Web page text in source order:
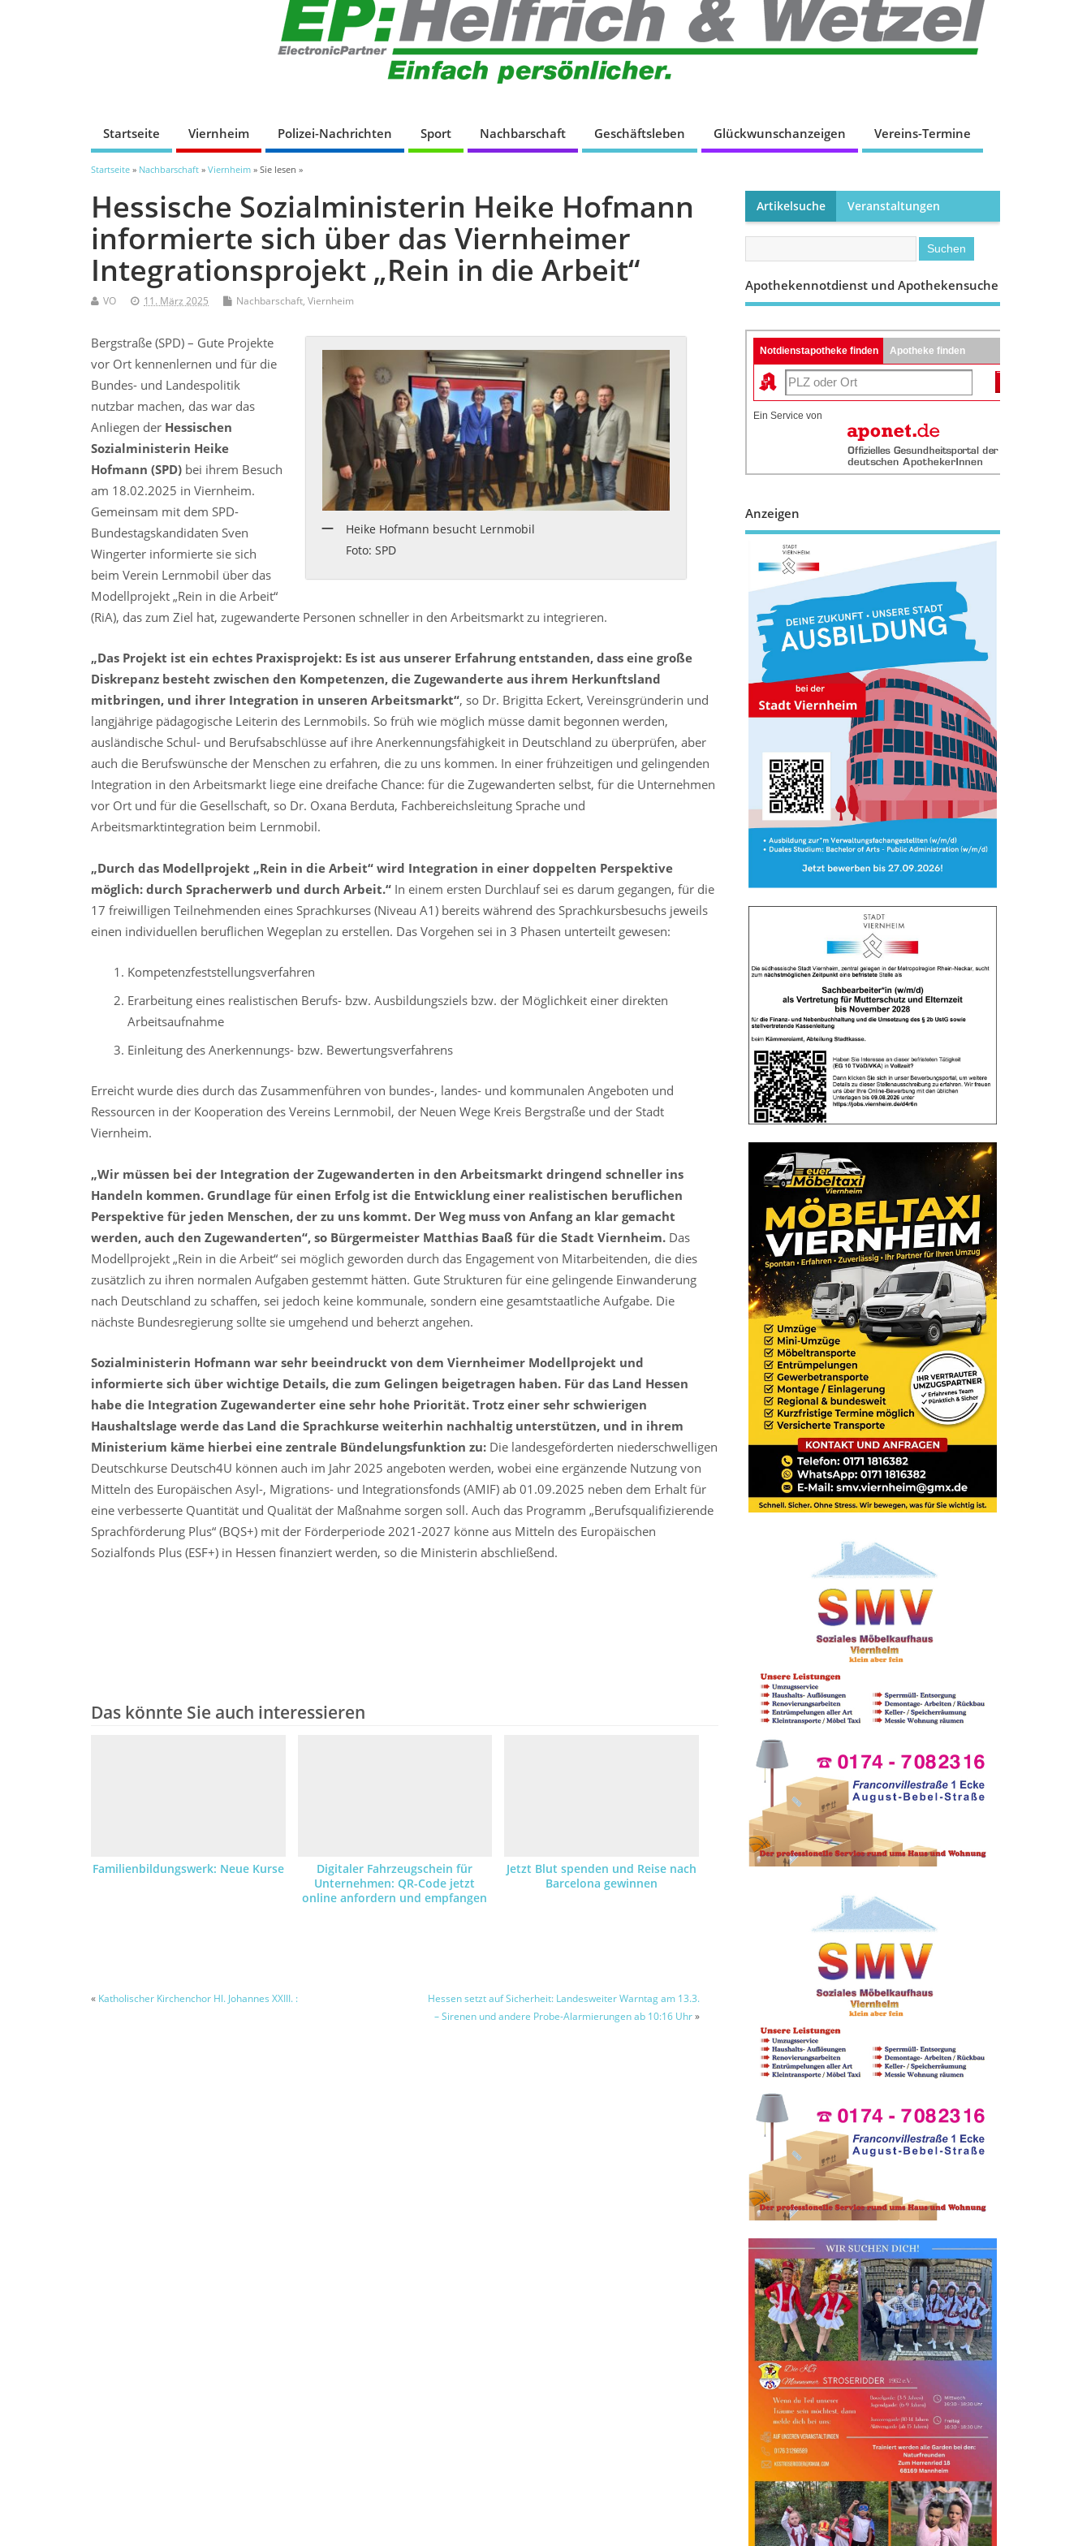
Startseite Viernheim Polizei-Nachrichten Sport Nachbarschaft Geschäftsleben Glückwunschanzeigen Vereins-Termine
Startseite » Nachbarschaft » Viernheim » Sie lesen »
Hessische Sozialministerin Heike Hofmann
informierte sich über das Viernheimer
Integrationsprojekt „Rein in die Arbeit“
VO 11. März 2025 Nachbarschaft, Viernheim
Heike Hofmann besucht Lernmobil
Foto: SPD
Bergstraße (SPD) – Gute Projekte
vor Ort kennenlernen und für die
Bundes- und Landespolitik
nutzbar machen, das war das
Anliegen der Hessischen
Sozialministerin Heike
Hofmann (SPD) bei ihrem Besuch
am 18.02.2025 in Viernheim.
Gemeinsam mit dem SPD-
Bundestagskandidaten Sven
Wingerter informierte sie sich
beim Verein Lernmobil über das
Modellprojekt „Rein in die Arbeit“
(RiA), das zum Ziel hat, zugewanderte Personen schneller in den Arbeitsmarkt zu integrieren.
„Das Projekt ist ein echtes Praxisprojekt: Es ist aus unserer Erfahrung entstanden, dass eine große
Diskrepanz besteht zwischen den Kompetenzen, die Zugewanderte aus ihrem Herkunftsland
mitbringen, und ihrer Integration in unseren Arbeitsmarkt“, so Dr. Brigitta Eckert, Vereinsgründerin und
langjährige pädagogische Leiterin des Lernmobils. So früh wie möglich müsse damit begonnen werden,
ausländische Schul- und Berufsabschlüsse auf ihre Anerkennungsfähigkeit in Deutschland zu überprüfen, aber
auch die Berufswünsche der Menschen zu erfahren, die zu uns kommen. In einer frühzeitigen und gelingenden
Integration in den Arbeitsmarkt liege eine dreifache Chance: für die Zugewanderten selbst, für die Unternehmen
vor Ort und für die Gesellschaft, so Dr. Oxana Berduta, Fachbereichsleitung Sprache und
Arbeitsmarktintegration beim Lernmobil.
„Durch das Modellprojekt „Rein in die Arbeit“ wird Integration in einer doppelten Perspektive
möglich: durch Spracherwerb und durch Arbeit.“ In einem ersten Durchlauf sei es darum gegangen, für die
17 freiwilligen Teilnehmenden eines Sprachkurses (Niveau A1) bereits während des Sprachkursbesuchs jeweils
einen individuellen beruflichen Wegeplan zu erstellen. Das Vorgehen sei in 3 Phasen unterteilt gewesen:
Kompetenzfeststellungsverfahren
Erarbeitung eines realistischen Berufs- bzw. Ausbildungsziels bzw. der Möglichkeit einer direkten
Arbeitsaufnahme
Einleitung des Anerkennungs- bzw. Bewertungsverfahrens
Erreicht wurde dies durch das Zusammenführen von bundes-, landes- und kommunalen Angeboten und
Ressourcen in der Kooperation des Vereins Lernmobil, der Neuen Wege Kreis Bergstraße und der Stadt
Viernheim.
„Wir müssen bei der Integration der Zugewanderten in den Arbeitsmarkt dringend schneller ins
Handeln kommen. Grundlage für einen Erfolg ist die Entwicklung einer realistischen beruflichen
Perspektive für jeden Menschen, der zu uns kommt. Der Weg muss von Anfang an klar gemacht
werden, auch den Zugewanderten“, so Bürgermeister Matthias Baaß für die Stadt Viernheim. Das
Modellprojekt „Rein in die Arbeit“ sei möglich geworden durch das Engagement von Mitarbeitenden, die dies
zusätzlich zu ihren normalen Aufgaben gestemmt hätten. Gute Strukturen für eine gelingende Einwanderung
nach Deutschland zu schaffen, sei jedoch keine kommunale, sondern eine gesamtstaatliche Aufgabe. Die
nächste Bundesregierung sollte sie umgehend und beherzt angehen.
Sozialministerin Hofmann war sehr beeindruckt von dem Viernheimer Modellprojekt und
informierte sich über wichtige Details, die zum Gelingen beigetragen haben. Für das Land Hessen
habe die Integration Zugewanderter eine sehr hohe Priorität. Trotz einer sehr schwierigen
Haushaltslage werde das Land die Sprachkurse weiterhin nachhaltig unterstützen, und in ihrem
Ministerium käme hierbei eine zentrale Bündelungsfunktion zu: Die landesgeförderten niederschwelligen
Deutschkurse Deutsch4U können auch im Jahr 2025 angeboten werden, wobei eine ergänzende Nutzung von
Mitteln des Europäischen Asyl-, Migrations- und Integrationsfonds (AMIF) ab 01.09.2025 neben dem Erhalt für
eine verbesserte Quantität und Qualität der Maßnahme sorgen soll. Auch das Programm „Berufsqualifizierende
Sprachförderung Plus“ (BQS+) mit der Förderperiode 2021-2027 könne aus Mitteln des Europäischen
Sozialfonds Plus (ESF+) in Hessen finanziert werden, so die Ministerin abschließend.
Das könnte Sie auch interessieren
Familienbildungswerk: Neue Kurse
Digitaler Fahrzeugschein für
Unternehmen: QR-Code jetzt
online anfordern und empfangen
Jetzt Blut spenden und Reise nach
Barcelona gewinnen
« Katholischer Kirchenchor Hl. Johannes XXIII. :
Hessen setzt auf Sicherheit: Landesweiter Warntag am 13.3.
– Sirenen und andere Probe-Alarmierungen ab 10:16 Uhr»
Artikelsuche Veranstaltungen
Apothekennotdienst und Apothekensuche
Notdienstapotheke finden Apotheke finden
Ein Service von
Anzeigen